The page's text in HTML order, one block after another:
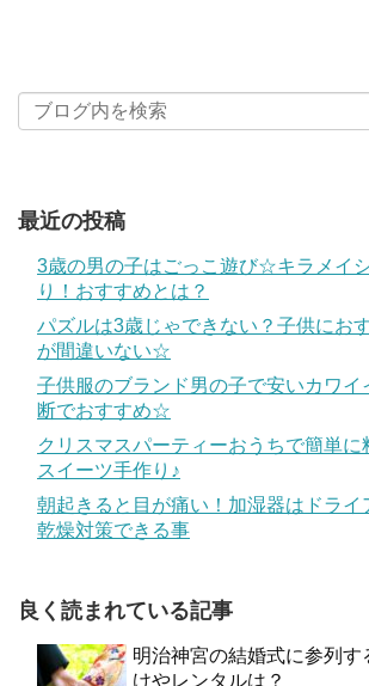
最近の投稿
3歳の男の子はごっこ遊び☆キラメイ
り！おすすめとは？
パズルは3歳じゃできない？子供にお
が間違いない☆
子供服のブランド男の子で安いカワイ
断でおすすめ☆
クリスマスパーティーおうちで簡単に
スイーツ手作り♪
朝起きると目が痛い！加湿器はドライ
乾燥対策できる事
良く読まれている記事
明治神宮の結婚式に参列
けやレンタルは？